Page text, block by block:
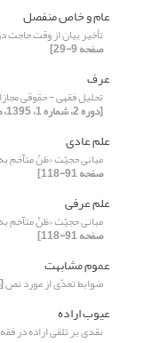
عام و خاص منفصل
تأخیر بیان از وقت
صفحه 9-29]
عرف
تحلیل فقهی - حقوقی مجازات جیب بر
[دوره 2، شماره 1، 1395، صفحه 9-33]
علم عادی
مبانی حجیّت «ظنّ متآخم
صفحه 91-118]
علم عرفی
مبانی حجیّت «ظنّ متآخم
صفحه 91-118]
عموم مشابهت
ضوابط تعدّی از مورد نص
عیوب اراده
نقدی بر تلقی اراده در فقه